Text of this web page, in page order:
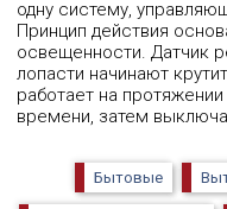
одну систему,
Принцип действия
освещенности. Датчик
лопасти начинают
работает на
времени, затем
Бытовые